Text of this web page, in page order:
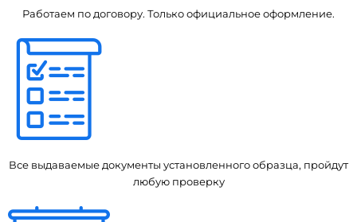
Работаем по договору. Только официальное оформление.
Все выдаваемые документы установленного образца, пройдут
любую проверку